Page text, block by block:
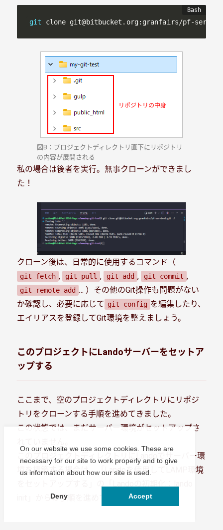
git clone git@bitbucket.org:granfairs/pf-
図B：プロジェクトディレクトリ直下にリポジトリ
の内容が展開される
私の場合は後者を実行。無事クローンができまし
た！
クローン後は、日常的に使用するコマンド（
git fetch , git pull , git add , git commit ,
git remote add … ）その他のGit操作も問題がない
か確認し、必要に応じて git config を編集したり、
エイリアスを登録してGit環境を整えましょう。
このプロジェクトにLandoサーバーをセットア
ップする
ここまで、空のプロジェクトディレクトリにリポジ
トリをクローンする手順を進めてきました。
この状態では、まだサーバー環境がセットアップさ
このプロジェクトディレクトリにLandoでサーバー環
境を構築する場合は、「Landoを使用してLAMP環境
init」からの手順を進めてください。
On our website we use some cookies. These are
necessary for our site to work properly and to give
us information about how our site is used.
Deny Accept